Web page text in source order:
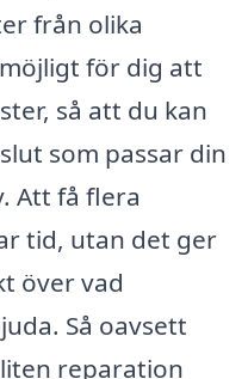
från olika
för dig att
så att du kan
som passar din
Att få flera
tid, utan det ger
över vad
Så oavsett
reparation